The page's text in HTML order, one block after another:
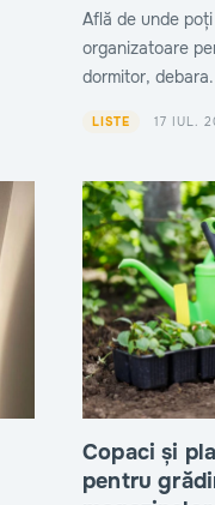
Află de unde
organizatoare
dormitor,
LISTE 17 IUL.
Copaci și
pentru